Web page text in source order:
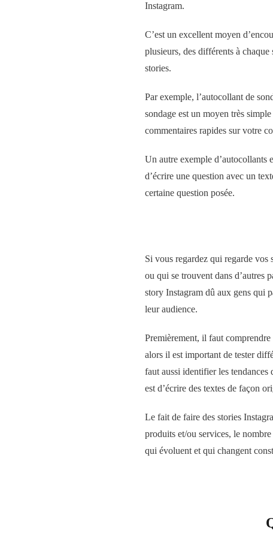
Instagram.
C’est un excellent moyen
plusieurs, des différents à
stories.
Par exemple, l’autocollant de
sondage est un moyen très
commentaires rapides sur votre
Un autre exemple d’autocollants
d’écrire une question avec un
certaine question posée.
Si vous regardez qui regarde vos
ou qui se trouvent dans d’autres
story Instagram dû aux gens qui
leur audience.
Premièrement, il faut
alors il est important de tester
faut aussi identifier les tendances
est d’écrire des textes de façon
Le fait de faire des stories
produits et/ou services, le
qui évoluent et qui changent